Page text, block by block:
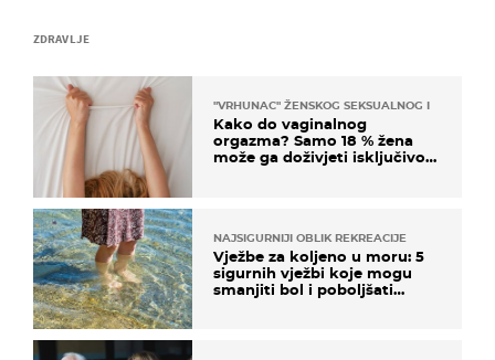
ZDRAVLJE
"VRHUNAC" ŽENSKOG SEKSUALNOG ISKUSTVA
Kako do vaginalnog
orgazma? Samo 18 % žena
može ga doživjeti isključivo
NAJSIGURNIJI OBLIK REKREACIJE
Vježbe za koljeno u moru: 5
sigurnih vježbi koje mogu
smanjiti bol i poboljšati